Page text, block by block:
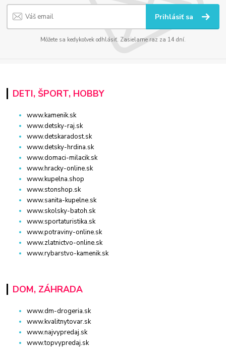
Prihlásiť sa
Môžete sa kedykoľvek odhlásiť. Zasielame raz za 14 dní.
DETI, ŠPORT, HOBBY
www.kamenik.sk
www.detsky-raj.sk
www.detskaradost.sk
www.detsky-hrdina.sk
www.domaci-milacik.sk
www.hracky-online.sk
www.kupelna.shop
www.stonshop.sk
www.sanita-kupelne.sk
www.skolsky-batoh.sk
www.sportaturistika.sk
www.potraviny-online.sk
www.zlatnictvo-online.sk
www.rybarstvo-kamenik.sk
DOM, ZÁHRADA
www.dm-drogeria.sk
www.kvalitnytovar.sk
www.najvypredaj.sk
www.topvypredaj.sk